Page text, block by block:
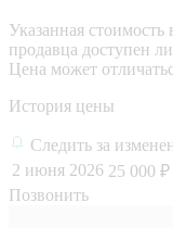
Указанная
продавца доступен
Цена может
История цены
Следить за
2 июня 2026 25 000 ₽
Позвонить